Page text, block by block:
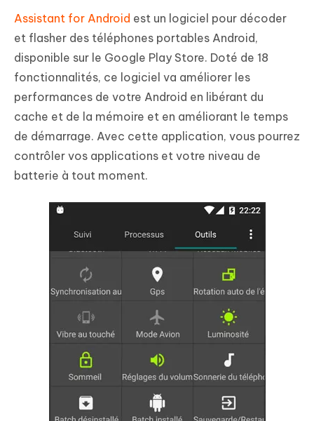
Assistant for Android est un logiciel pour décoder
et flasher des téléphones portables Android,
disponible sur le Google Play Store. Doté de 18
fonctionnalités, ce logiciel va améliorer les
performances de votre Android en libérant du
cache et de la mémoire et en améliorant le temps
de démarrage. Avec cette application, vous pourrez
contrôler vos applications et votre niveau de
batterie à tout moment.